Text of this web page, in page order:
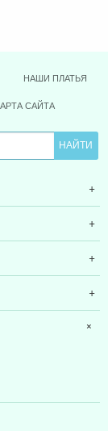
НАШИ ПЛАТЬЯ
САЙТА